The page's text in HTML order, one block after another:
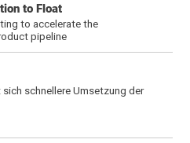
to Float
to accelerate the
pipeline
schnellere Umsetzung der